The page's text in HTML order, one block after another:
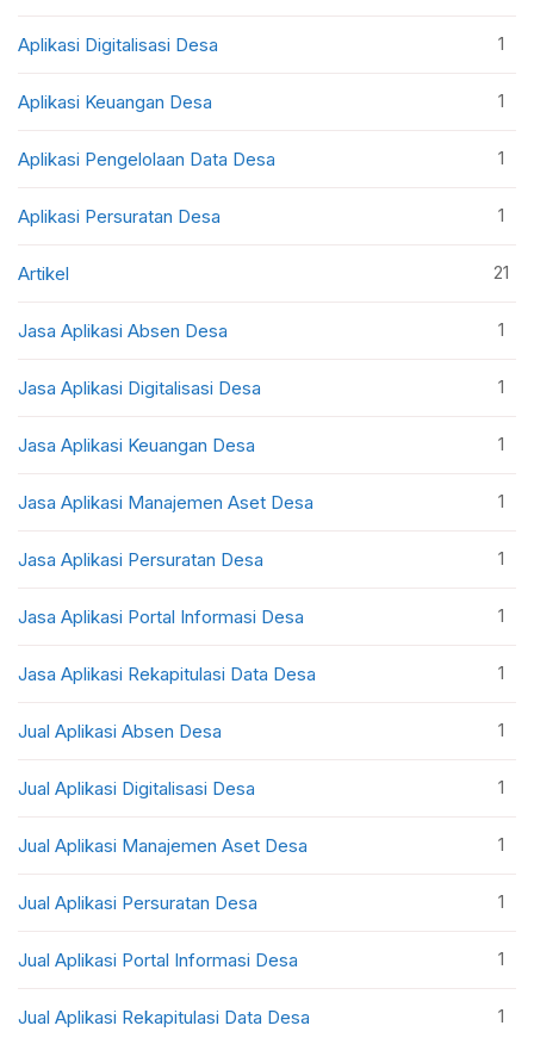
Aplikasi Digitalisasi Desa 1
Aplikasi Keuangan Desa 1
Aplikasi Pengelolaan Data Desa 1
Aplikasi Persuratan Desa 1
Artikel 21
Jasa Aplikasi Absen Desa 1
Jasa Aplikasi Digitalisasi Desa 1
Jasa Aplikasi Keuangan Desa 1
Jasa Aplikasi Manajemen Aset Desa 1
Jasa Aplikasi Persuratan Desa 1
Jasa Aplikasi Portal Informasi Desa 1
Jasa Aplikasi Rekapitulasi Data Desa 1
Jual Aplikasi Absen Desa 1
Jual Aplikasi Digitalisasi Desa 1
Jual Aplikasi Manajemen Aset Desa 1
Jual Aplikasi Persuratan Desa 1
Jual Aplikasi Portal Informasi Desa 1
Jual Aplikasi Rekapitulasi Data Desa 1